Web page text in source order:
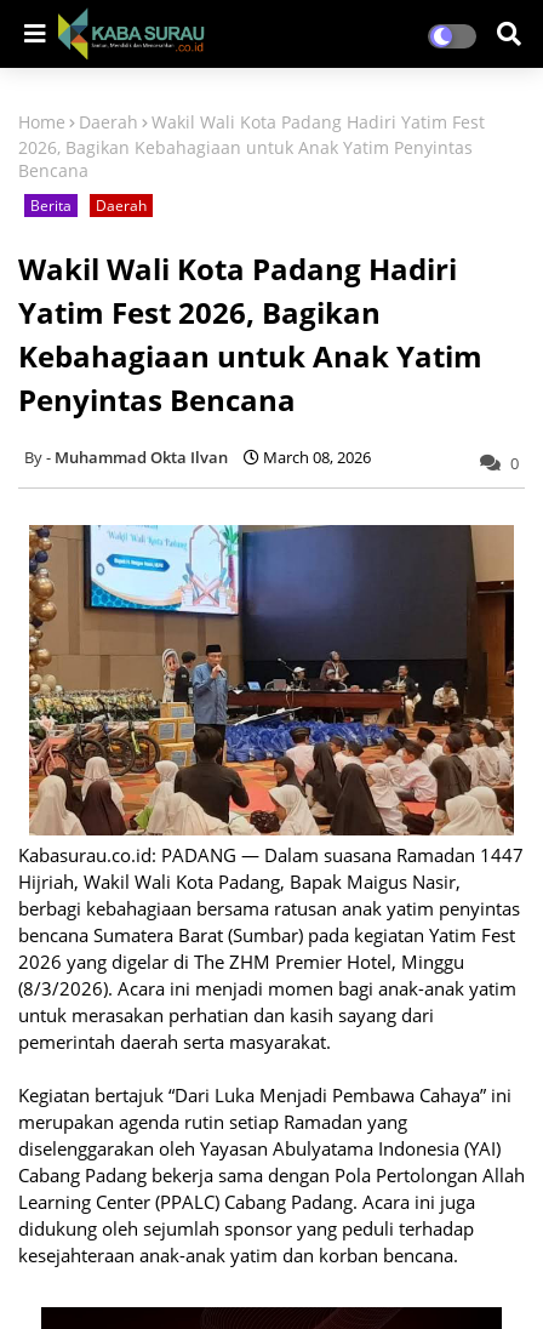
Home Daerah
Wakil Wali Kota Padang Hadiri Yatim Fest
2026, Bagikan Kebahagiaan untuk Anak Yatim Penyintas
Bencana
Berita Daerah
Wakil Wali Kota Padang Hadiri
Yatim Fest 2026, Bagikan
Kebahagiaan untuk Anak Yatim
Penyintas Bencana
Muhammad Okta Ilvan March 08, 2026 0
Kabasurau.co.id: PADANG — Dalam suasana Ramadan 1447
Hijriah, Wakil Wali Kota Padang, Bapak Maigus Nasir,
berbagi kebahagiaan bersama ratusan anak yatim penyintas
bencana Sumatera Barat (Sumbar) pada kegiatan Yatim Fest
2026 yang digelar di The ZHM Premier Hotel, Minggu
(8/3/2026). Acara ini menjadi momen bagi anak-anak yatim
untuk merasakan perhatian dan kasih sayang dari
pemerintah daerah serta masyarakat.
Kegiatan bertajuk “Dari Luka Menjadi Pembawa Cahaya” ini
merupakan agenda rutin setiap Ramadan yang
diselenggarakan oleh Yayasan Abulyatama Indonesia (YAI)
Cabang Padang bekerja sama dengan Pola Pertolongan Allah
Learning Center (PPALC) Cabang Padang. Acara ini juga
didukung oleh sejumlah sponsor yang peduli terhadap
kesejahteraan anak-anak yatim dan korban bencana.